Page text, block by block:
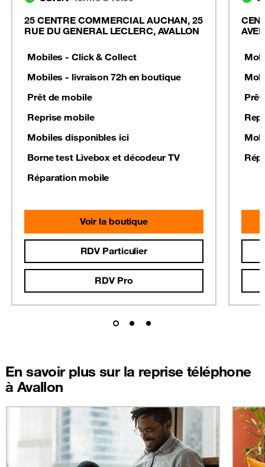
25 CENTRE COMMERCIAL AUCHAN, 25
RUE DU GENERAL LECLERC, AVALLON
Mobiles - Click & Collect
Mobiles - livraison 72h en boutique
Prêt de mobile
Reprise mobile
Mobiles disponibles ici
Borne test Livebox et décodeur TV
Réparation mobile
Voir la boutique
RDV Particulier
RDV Pro
En savoir plus sur la reprise téléphone
à Avallon